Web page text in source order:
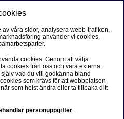
våra sidor, analysera webb-trafiken,
använder vi cookies,
cookies. Genom att välja
cookies från oss och våra externa
vad du vill godkänna bland
som krävs för att webbplatsen
som helst ändra eller ta tillbaka ditt
personuppgifter .